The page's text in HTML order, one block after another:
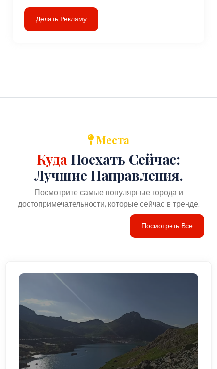
Делать Рекламу
Места
Куда Поехать Сейчас:
Лучшие Направления.
Посмотрите самые популярные города и
достопримечательности, которые сейчас в тренде.
Посмотреть Все